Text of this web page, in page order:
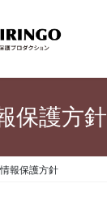
保護方針
報保護方針